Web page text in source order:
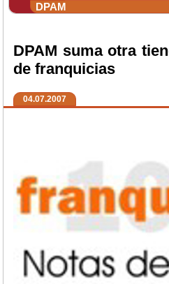
DPAM
DPAM suma otra
de franquicias
04.07.2007